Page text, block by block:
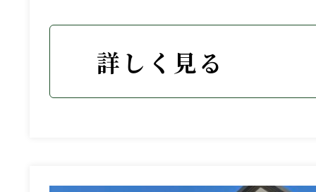
詳しく見る